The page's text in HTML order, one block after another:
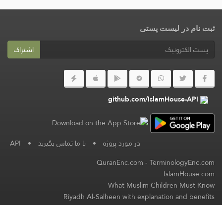
ثبت نام در لیست پستی
اشتراک
github.com/IslamHouse-API
در مورد پروژه • با ما تماس بگیرید •
API
QuranEnc.com-TerminologyEnc.com
IslamHouse.com
What Muslim Children Must Know
Riyadh Al-Salheen with explanation and benefits